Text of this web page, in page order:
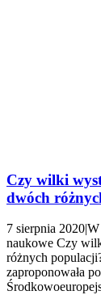
Czy wilki
dwóch
7 sierpnia
naukowe Czy
różnych
zaproponowała